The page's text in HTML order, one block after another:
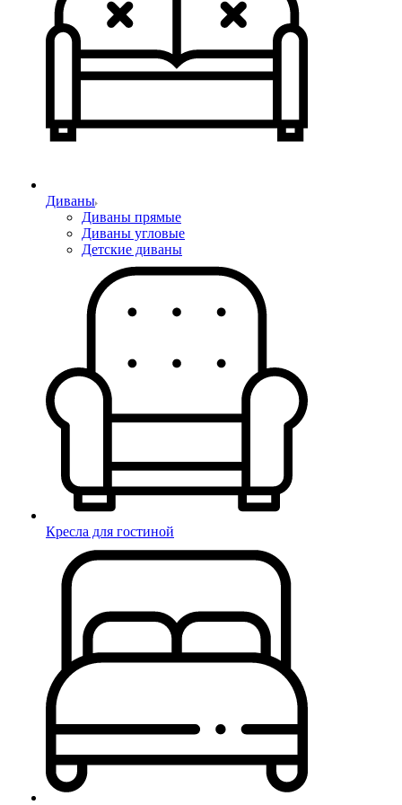
Диваны
Диваны прямые
Диваны угловые
Детские диваны
Кресла для гостиной